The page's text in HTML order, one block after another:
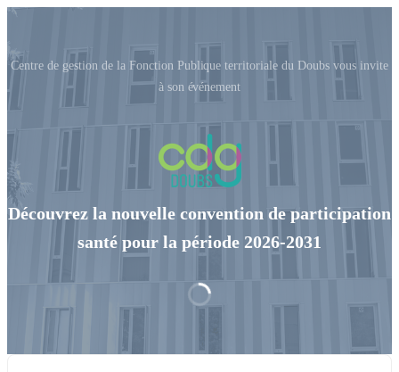
Centre de gestion de la Fonction Publique territoriale du Doubs vous invite
à son événement
Découvrez la nouvelle convention de participation
santé pour la période 2026-2031